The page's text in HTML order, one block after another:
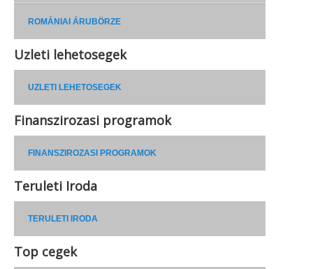
ROMÁNIAI ÁRUBÖRZE
Uzleti lehetosegek
UZLETI LEHETOSEGEK
Finanszirozasi programok
FINANSZIROZASI PROGRAMOK
Teruleti Iroda
TERULETI IRODA
Top cegek